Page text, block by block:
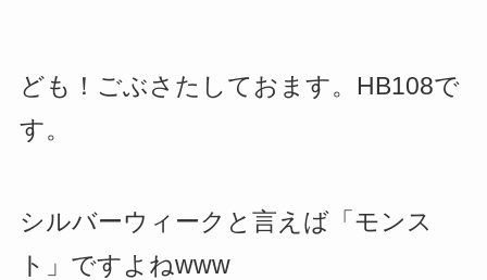
ども！ごぶさたしておます。HB108で
す。
シルバーウィークと言えば「モンス
ト」ですよねwww